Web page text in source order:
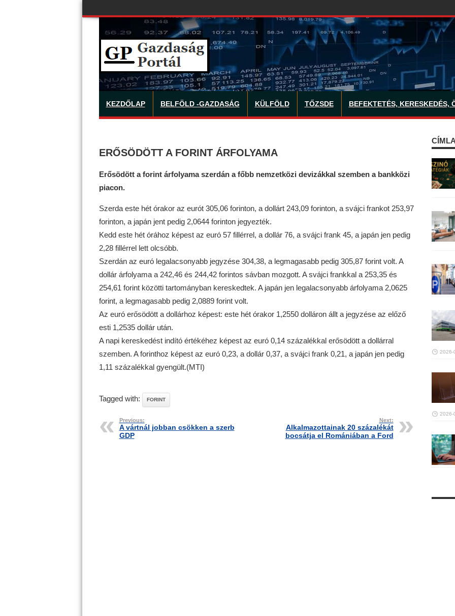
KEZDŐLAP BELFÖLD -GAZDASÁG KÜLFÖLD TŐZSDE BEFEKTETÉS, KERESKEDÉS,
ERŐSÖDÖTT A FORINT ÁRFOLYAMA
Erősödött a forint árfolyama szerdán a főbb nemzetközi devizákkal szemben a bankközi
piacon.
Szerda este hét órakor az eurót 305,06 forinton, a dollárt 243,09 forinton, a svájci frankot 253,97
forinton, a japán jent pedig 2,0644 forinton jegyezték.
Kedd este hét órához képest az euró 57 fillérrel, a dollár 76, a svájci frank 45, a japán jen pedig
2,28 fillérrel lett olcsóbb.
Szerdán az euró legalacsonyabb jegyzése 304,38, a legmagasabb pedig 305,87 forint volt. A
dollár árfolyama a 242,46 és 244,42 forintos sávban mozgott. A svájci frankkal a 253,35 és
254,61 forint közötti tartományban kereskedtek. A japán jen legalacsonyabb árfolyama 2,0625
forint, a legmagasabb pedig 2,0889 forint volt.
Az euró erősödött a dollárhoz képest: este hét órakor 1,2550 dolláron állt a jegyzése az előző
esti 1,2535 dollár után.
A napi kereskedést indító értékéhez képest az euró 0,14 százalékkal erősödött a dollárral
szemben. A forinthoz képest az euró 0,23, a dollár 0,37, a svájci frank 0,21, a japán jen pedig
1,11 százalékkal gyengült.(MTI)
Tagged with: FORINT
Previous:
A vártnál jobban csökken a szerb
GDP
Next:
Alkalmazottainak 20 százalékát
bocsátja el Romániában a Ford
2026-
2026-